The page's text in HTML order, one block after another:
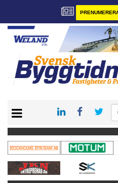
PRENUMERERA
VÅRA ANDRA MAGASIN
ANNONSERA
KONTAKT